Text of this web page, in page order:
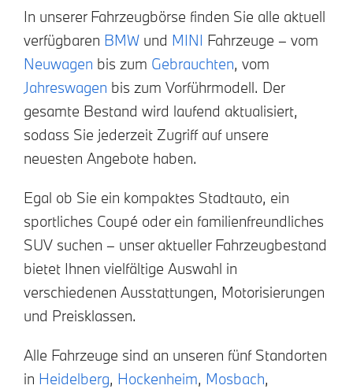
In unserer Fahrzeugbörse finden Sie alle aktuell
verfügbaren BMW und MINI Fahrzeuge – vom
Neuwagen bis zum Gebrauchten, vom
Jahreswagen bis zum Vorführmodell. Der
gesamte Bestand wird laufend aktualisiert,
sodass Sie jederzeit Zugriff auf unsere
neuesten Angebote haben.
Egal ob Sie ein kompaktes Stadtauto, ein
sportliches Coupé oder ein familienfreundliches
SUV suchen – unser aktueller Fahrzeugbestand
bietet Ihnen vielfältige Auswahl in
verschiedenen Ausstattungen, Motorisierungen
und Preisklassen.
Alle Fahrzeuge sind an unseren fünf Standorten
in Heidelberg, Hockenheim, Mosbach,